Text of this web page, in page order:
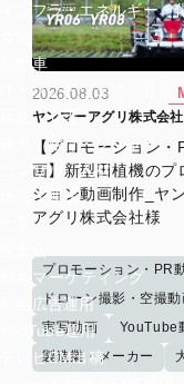
インフラ・エネルギー・
自動車
IT・ソフトウェア・通信
福祉・介護
観光・旅行・レジャー
コンサル・人材
物流・運送
動画マーケティング
動画広告運用
YouTube運用
テレビCM出稿
2026.08.03
ヤンマーアグリ株式会
【プロモーション・
画】新型田植機のプ
ション動画制作_ヤ
アグリ株式会社様
プロモーション・PR
ドローン撮影・空撮動
実写動画
YouTube
製造業・メーカー